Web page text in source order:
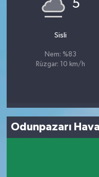
5
Sisli
Nem: %83
Rüzgar: 10 km/h
Odunpazarı